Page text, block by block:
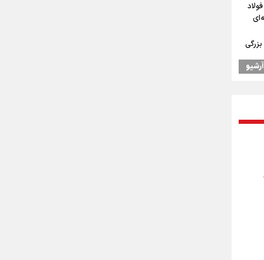
به
دو میلیون و ۱۷۰ هزار تردد
در مسیر
آرشیو